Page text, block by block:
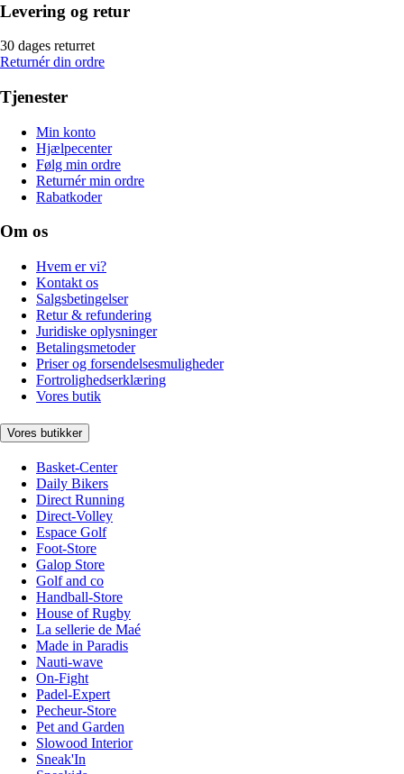
Levering og retur
30 dages returret
Returnér din ordre
Tjenester
Min konto
Hjælpecenter
Følg min ordre
Returnér min ordre
Rabatkoder
Om os
Hvem er vi?
Kontakt os
Salgsbetingelser
Retur & refundering
Juridiske oplysninger
Betalingsmetoder
Priser og forsendelsesmuligheder
Fortrolighedserklæring
Vores butik
Vores butikker
Basket-Center
Daily Bikers
Direct Running
Direct-Volley
Espace Golf
Foot-Store
Galop Store
Golf and co
Handball-Store
House of Rugby
La sellerie de Maé
Made in Paradis
Nauti-wave
On-Fight
Padel-Expert
Pecheur-Store
Pet and Garden
Slowood Interior
Sneak'In